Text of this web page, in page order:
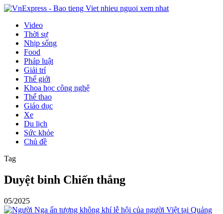
Video
Thời sự
Nhịp sống
Food
Pháp luật
Giải trí
Thế giới
Khoa học công nghệ
Thể thao
Giáo dục
Xe
Du lịch
Sức khỏe
Chủ đề
Tag
Duyệt binh Chiến thắng
05/2025